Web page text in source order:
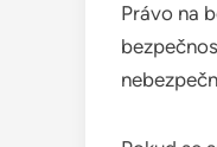
Právo na